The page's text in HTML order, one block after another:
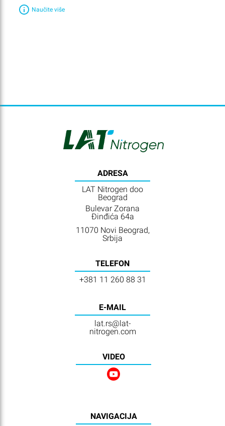
Naučite više
ADRESA
LAT Nitrogen doo
Beograd
Bulevar Zorana
Đinđića 64a
11070 Novi Beograd,
Srbija
TELEFON
+381 11 260 88 31
E-MAIL
lat.rs@lat-
nitrogen.com
VIDEO
NAVIGACIJA